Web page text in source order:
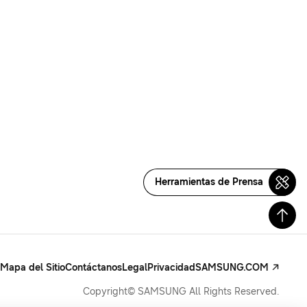
Herramientas de Prensa
Mapa del SitioContáctanosLegalPrivacidadSAMSUNG.COM
Copyright© SAMSUNG All Rights Reserved.